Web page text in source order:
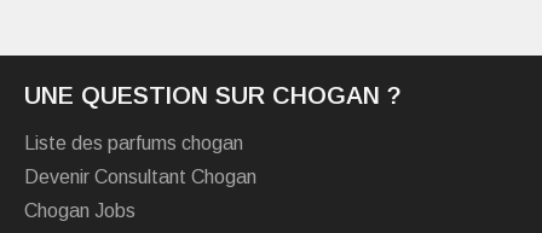
UNE QUESTION SUR CHOGAN ?
Liste des parfums chogan
Devenir Consultant Chogan
Chogan Jobs